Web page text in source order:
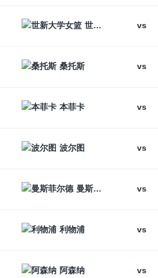
世新大学女篮 vs
桑托斯 vs
本菲卡 vs
波尔图 vs
曼斯菲尔德 vs
利物浦 vs
阿森纳 vs